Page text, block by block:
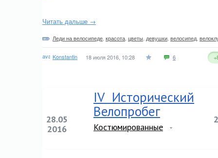
Читать дальше →
Леди на велосипеде красота цветы девушки велосипед
Konstantin 18 июля 2016, 10:28 6
28.05
2016
IV Исторический
Велопробег
Костюмированные
2